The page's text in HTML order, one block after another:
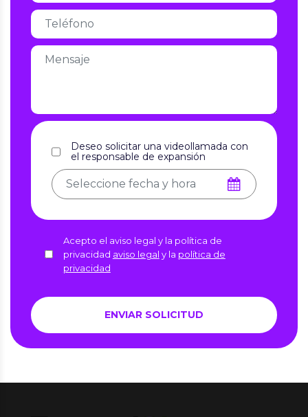
Deseo solicitar una videollamada con
el responsable de expansión
Acepto el aviso legal y la política de
privacidad aviso legal y la política de
privacidad